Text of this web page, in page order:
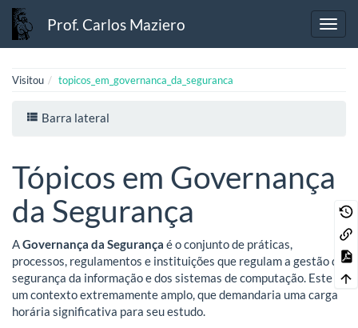
Prof. Carlos Maziero
Visitou topicos_em_governanca_da_seguranca
Barra lateral
Tópicos em Governança
da Segurança
AGovernança da Segurança é o conjunto de práticas,
processos, regulamentos e instituições que regulam a gestão da
segurança da informação e dos sistemas de computação. Este é
um contexto extremamente amplo, que demandaria uma carga
horária significativa para seu estudo.